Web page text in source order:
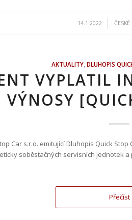
14.1.2022
AKTUALITY, DLUHOPIS
VYPLATIL
VÝNOSY
Car s.r.o. emitující Dluhopis Quick
soběstačných servisních jednotek
Přečíst